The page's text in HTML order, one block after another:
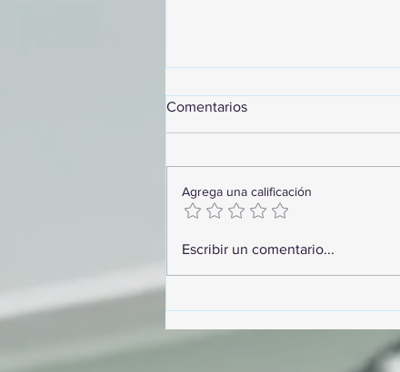
GoMapTravelByFraveo
capacitación realizado en el
Comentarios
Agrega una calificación
Escribir un comentario...